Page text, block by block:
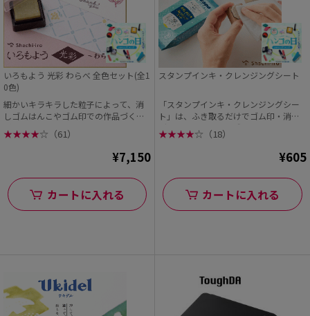
いろもよう 光彩 わらべ 全色セット(全1
0色)
細かいキラキラした粒子によって、消
しゴムはんこやゴム印での作品づくり
がランクアップ。 ...
★★★★☆ （61）
¥7,150
カートに入れる
スタンプインキ・クレンジングシート
「スタンプインキ・クレンジングシー
ト」は、ふき取るだけでゴム印・消し
ゴムはんこの印面に残...
★★★★☆ （18）
¥605
カートに入れる